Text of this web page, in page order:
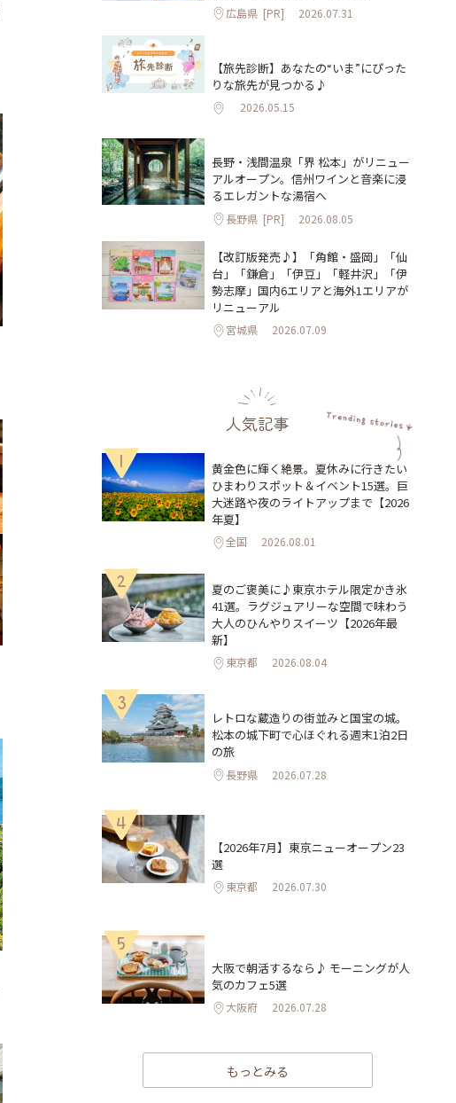
広島県 [PR] 2026.07.31
【旅先診断】あなたの“いま”にぴった
りな旅先が見つかる♪
2026.05.15
長野・浅間温泉「界 松本」がリニュー
アルオープン。信州ワインと音楽に浸
るエレガントな湯宿へ
長野県 [PR] 2026.08.05
【改訂版発売♪】「角館・盛岡」「仙
台」「鎌倉」「伊豆」「軽井沢」「伊
勢志摩」国内6エリアと海外1エリアが
リニューアル
宮城県 2026.07.09
人気記事
1
黄金色に輝く絶景。夏休みに行きたい
ひまわりスポット＆イベント15選。巨
大迷路や夜のライトアップまで【2026
年夏】
全国 2026.08.01
2
夏のご褒美に♪東京ホテル限定かき氷
41選。ラグジュアリーな空間で味わう
大人のひんやりスイーツ【2026年最
新】
東京都 2026.08.04
3
レトロな蔵造りの街並みと国宝の城。
松本の城下町で心ほぐれる週末1泊2日
の旅
長野県 2026.07.28
4
【2026年7月】東京ニューオープン23
選
東京都 2026.07.30
5
大阪で朝活するなら♪ モーニングが人
気のカフェ5選
大阪府 2026.07.28
もっとみる